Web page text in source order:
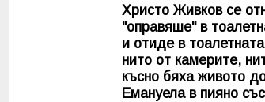
Христо Живков се
"оправяше" в
и отиде в
нито от камерите,
късно бяха живото
Емануела в пияно